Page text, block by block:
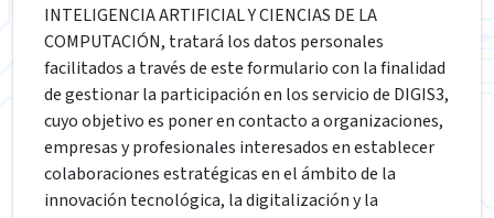
INTELIGENCIA ARTIFICIAL Y CIENCIAS DE LA
COMPUTACIÓN, tratará los datos personales
facilitados a través de este formulario con la finalidad
de gestionar la participación en los servicio de DIGIS3,
cuyo objetivo es poner en contacto a organizaciones,
empresas y profesionales interesados en establecer
colaboraciones estratégicas en el ámbito de la
innovación tecnológica, la digitalización y la